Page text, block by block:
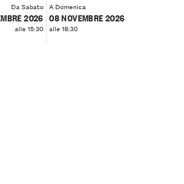
Da Sabato
2026
alle 15:30
A Domenica
08 NOVEMBRE 2026
alle 18:30